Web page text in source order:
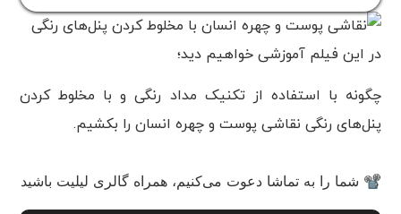
در این فیلم آموزشی خواهیم دید؛
چگونه با استفاده از تکنیک مداد رنگی و با مخلوط کردن
پنل‌های رنگی نقاشی پوست و چهره انسان را بکشیم.
📽 شما را به تماشا دعوت می‌کنیم، همراه گالری لیلیت باشید